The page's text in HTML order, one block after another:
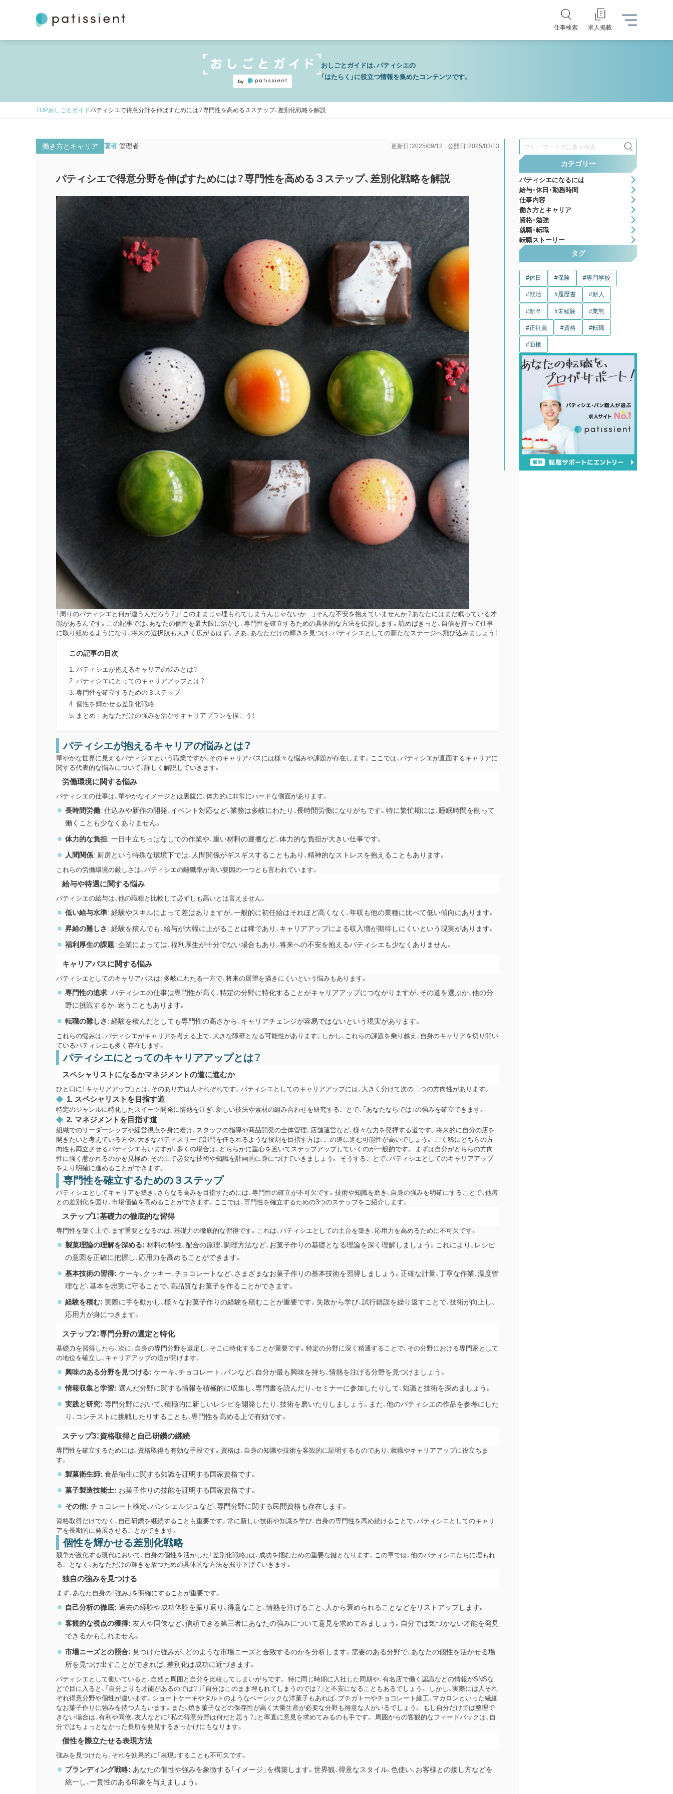
仕事検索 求人掲載
by
おしごとガイドは、パティシエの
「はたらく」に役立つ情報を集めたコンテンツです。
TOPおしごとガイドパティシエで得意分野を伸ばすためには？専門性を高める３ステップ、差別化戦略を解説
働き方とキャリア 著者 管理者 更新日：2025/09/12 公開日：2025/03/13
パティシエで得意分野を伸ばすためには？専門性を高める３ステップ、差別化戦略を解説
「周りのパティシエと何が違うんだろう？」「このままじゃ埋もれてしまうんじゃないか…」そんな不安を抱えていませんか？あなたにはまだ眠っている才
能があるんです。この記事では、あなたの個性を最大限に活かし、専門性を確立するための具体的な方法を伝授します。読めばきっと、自信を持って仕事
に取り組めるようになり、将来の選択肢も大きく広がるはず。さあ、あなただけの輝きを見つけ、パティシエとしての新たなステージへ飛び込みましょう！
この記事の目次
パティシエが抱えるキャリアの悩みとは？
パティシエにとってのキャリアアップとは？
専門性を確立するための３ステップ
個性を輝かせる差別化戦略
まとめ｜あなただけの強みを活かすキャリアプランを描こう！
パティシエが抱えるキャリアの悩みとは？
華やかな世界に見えるパティシエという職業ですが、そのキャリアパスには様々な悩みや課題が存在します。ここでは、パティシエが直面するキャリアに
関する代表的な悩みについて、詳しく解説していきます。
労働環境に関する悩み
パティシエの仕事は、華やかなイメージとは裏腹に、体力的に非常にハードな側面があります。
長時間労働: 仕込みや新作の開発、イベント対応など、業務は多岐にわたり、長時間労働になりがちです。特に繁忙期には、睡眠時間を削って
働くことも少なくありません。
体力的な負担: 一日中立ちっぱなしでの作業や、重い材料の運搬など、体力的な負担が大きい仕事です。
人間関係: 厨房という特殊な環境下では、人間関係がギスギスすることもあり、精神的なストレスを抱えることもあります。
これらの労働環境の厳しさは、パティシエの離職率が高い要因の一つとも言われています。
給与や待遇に関する悩み
パティシエの給与は、他の職種と比較して必ずしも高いとは言えません。
低い給与水準: 経験やスキルによって差はありますが、一般的に初任給はそれほど高くなく、年収も他の業種に比べて低い傾向にあります。
昇給の難しさ: 経験を積んでも、給与が大幅に上がることは稀であり、キャリアアップによる収入増が期待しにくいという現実があります。
福利厚生の課題: 企業によっては、福利厚生が十分でない場合もあり、将来への不安を抱えるパティシエも少なくありません。
キャリアパスに関する悩み
パティシエとしてのキャリアパスは、多岐にわたる一方で、将来の展望を描きにくいという悩みもあります。
専門性の追求: パティシエの仕事は専門性が高く、特定の分野に特化することがキャリアアップにつながりますが、その道を選ぶか、他の分
野に挑戦するか、迷うこともあります。
転職の難しさ: 経験を積んだとしても専門性の高さから、キャリアチェンジが容易ではないという現実があります。
これらの悩みは、パティシエがキャリアを考える上で、大きな障壁となる可能性があります。しかし、これらの課題を乗り越え、自身のキャリアを切り開い
ているパティシエも多く存在します。
パティシエにとってのキャリアアップとは？
スペシャリストになるかマネジメントの道に進むか
ひと口に「キャリアアップ」とは、そのあり方は人それぞれです。パティシエとしてのキャリアアップには、大きく分けて次の二つの方向性があります。
1. スペシャリストを目指す道
特定のジャンルに特化したスイーツ開発に情熱を注ぎ、新しい技法や素材の組み合わせを研究することで、「あなたならでは」の強みを確立できます。
2. マネジメントを目指す道
組織でのリーダーシップや経営視点を身に着け、スタッフの指導や商品開発の全体管理、店舗運営など、様々な力を発揮する道です。将来的に自分の店を
開きたいと考えている方や、大きなパティスリーで部門を任されるような役割を目指す方は、この道に進む可能性が高いでしょう。
ごく稀にどちらの方
向性も両立させるパティシエもいますが、多くの場合は、どちらかに重心を置いてステップアップしていくのが一般的です。 まずは自分がどちらの方向
性に強く惹かれるのかを見極め、その上で必要な技術や知識を計画的に身につけていきましょう。 そうすることで、パティシエとしてのキャリアアップ
をより明確に進めることができます。
専門性を確立するための３ステップ
パティシエとしてキャリアを築き、さらなる高みを目指すためには、専門性の確立が不可欠です。技術や知識を磨き、自身の強みを明確にすることで、他者
との差別化を図り、市場価値を高めることができます。ここでは、専門性を確立するための3つのステップをご紹介します。
ステップ1：基礎力の徹底的な習得
専門性を築く上で、まず重要となるのは、基礎力の徹底的な習得です。これは、パティシエとしての土台を築き、応用力を高めるために不可欠です。
製菓理論の理解を深める: 材料の特性、配合の原理、調理方法など、お菓子作りの基礎となる理論を深く理解しましょう。これにより、レシピ
の意図を正確に把握し、応用力を高めることができます。
基本技術の習得: ケーキ、クッキー、チョコレートなど、さまざまなお菓子作りの基本技術を習得しましょう。正確な計量、丁寧な作業、温度管
理など、基本を忠実に守ることで、高品質なお菓子を作ることができます。
経験を積む: 実際に手を動かし、様々なお菓子作りの経験を積むことが重要です。失敗から学び、試行錯誤を繰り返すことで、技術が向上し、
応用力が身につきます。
ステップ2：専門分野の選定と特化
基礎力を習得したら、次に、自身の専門分野を選定し、そこに特化することが重要です。特定の分野に深く精通することで、その分野における専門家として
の地位を確立し、キャリアアップの道が開けます。
興味のある分野を見つける: ケーキ、チョコレート、パンなど、自分が最も興味を持ち、情熱を注げる分野を見つけましょう。
情報収集と学習: 選んだ分野に関する情報を積極的に収集し、専門書を読んだり、セミナーに参加したりして、知識と技術を深めましょう。
実践と研究: 専門分野において、積極的に新しいレシピを開発したり、技術を磨いたりしましょう。また、他のパティシエの作品を参考にした
り、コンテストに挑戦したりすることも、専門性を高める上で有効です。
ステップ3：資格取得と自己研鑽の継続
専門性を確立するためには、資格取得も有効な手段です。資格は、自身の知識や技術を客観的に証明するものであり、就職やキャリアアップに役立ちま
す。
製菓衛生師: 食品衛生に関する知識を証明する国家資格です。
菓子製造技能士: お菓子作りの技能を証明する国家資格です。
その他: チョコレート検定、パンシェルジュなど、専門分野に関する民間資格も存在します。
資格取得だけでなく、自己研鑽を継続することも重要です。常に新しい技術や知識を学び、自身の専門性を高め続けることで、パティシエとしてのキャリ
アを長期的に発展させることができます。
個性を輝かせる差別化戦略
競争が激化する現代において、自身の個性を活かした「差別化戦略」は、成功を掴むための重要な鍵となります。この章では、他のパティシエたちに埋もれ
ることなく、あなただけの輝きを放つための具体的な方法を掘り下げていきます。
独自の強みを見つける
まず、あなた自身の「強み」を明確にすることが重要です。
自己分析の徹底: 過去の経験や成功体験を振り返り、得意なこと、情熱を注げること、人から褒められることなどをリストアップします。
客観的な視点の獲得: 友人や同僚など、信頼できる第三者にあなたの強みについて意見を求めてみましょう。自分では気づかない才能を発見
できるかもしれません。
市場ニーズとの照合: 見つけた強みが、どのような市場ニーズと合致するのかを分析します。需要のある分野で、あなたの個性を活かせる場
所を見つけ出すことができれば、差別化は成功に近づきます。
パティシエとして働いていると、自然と周囲と自分を比較してしまいがちです。 特に同じ時期に入社した同期や、有名店で働く認識などの情報がSNSな
どで目に入ると、「自分よりも才能があるのでは？」「自分はこのまま埋もれてしまうのでは？」と不安になることもあるでしょう。
しかし、実際には人それ
ぞれ得意分野や個性が違います。ショートケーキやタルトのようなベーシックな洋菓子もあれば、プチガトーやチョコレート細工、マカロンといった繊細
なお菓子作りに強みを持つ人もいます。また、焼き菓子などの保存性が高く大量生産が必要な分野も得意な人がいるでしょう。
もし自分だけでは整理で
きない場合は、有利や同僚、友人などに「私の得意分野は何だと思う？」と率直に意見を求めてみるのも手です。 周囲からの客観的なフィードバックは、自
分ではちょっとなかった長所を発見するきっかけにもなります。
個性を際立たせる表現方法
強みを見つけたら、それを効果的に「表現」することも不可欠です。
ブランディング戦略: あなたの個性や強みを象徴する「イメージ」を構築します。世界観、得意なスタイル、色使い、お客様との接し方などを
統一し、一貫性のある印象を与えましょう。
索
カテゴリー
パティシエになるには
給与・休日・勤務時間
仕事内容
働き方とキャリア
資格・勉強
就職・転職
転職ストーリー
タグ
休日 保険 専門学校
就活 履歴書 新人
新卒 未経験 業態
正社員 資格 転職
面接